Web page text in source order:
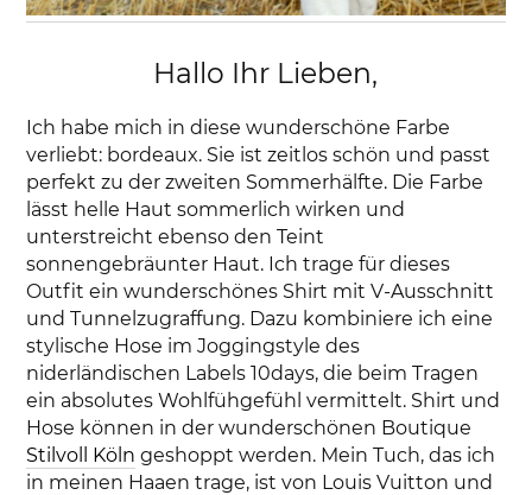
Hallo Ihr Lieben,
Ich habe mich in diese wunderschöne Farbe
verliebt: bordeaux. Sie ist zeitlos schön und passt
perfekt zu der zweiten Sommerhälfte. Die Farbe
lässt helle Haut sommerlich wirken und
unterstreicht ebenso den Teint
sonnengebräunter Haut. Ich trage für dieses
Outfit ein wunderschönes Shirt mit V-Ausschnitt
und Tunnelzugraffung. Dazu kombiniere ich eine
stylische Hose im Joggingstyle des
niderländischen Labels 10days, die beim Tragen
ein absolutes Wohlfühgefühl vermittelt. Shirt und
Hose können in der wunderschönen Boutique
Stilvoll Köln geshoppt werden. Mein Tuch, das ich
in meinen Haaen trage, ist von Louis Vuitton und